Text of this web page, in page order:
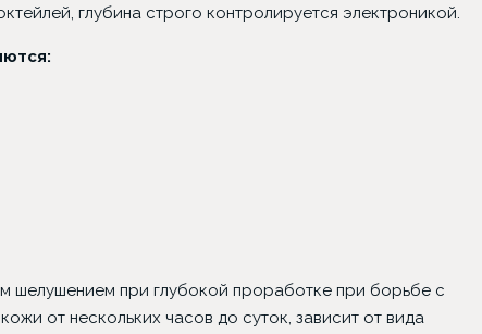
глубина строго контролируется электроникой.
шелушением при глубокой проработке при борьбе с
от нескольких часов до суток, зависит от вида